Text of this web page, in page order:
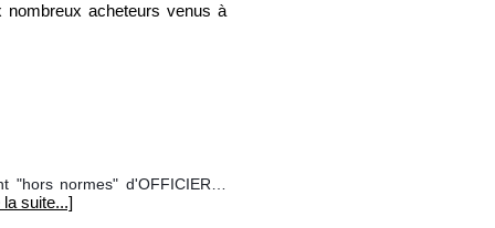
acheteurs venus à
"hors normes" d'OFFICIER…
la suite...]